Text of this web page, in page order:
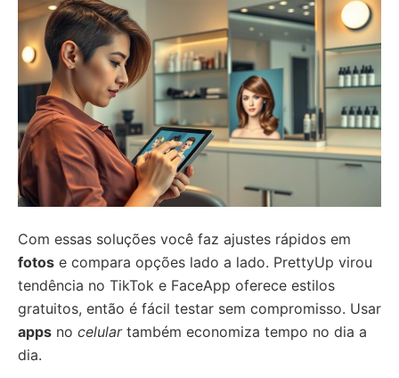
Com essas soluções você faz ajustes rápidos em
fotos e compara opções lado a lado. PrettyUp virou
tendência no TikTok e FaceApp oferece estilos
gratuitos, então é fácil testar sem compromisso. Usar
apps no celulartambém economiza tempo no dia a
dia.